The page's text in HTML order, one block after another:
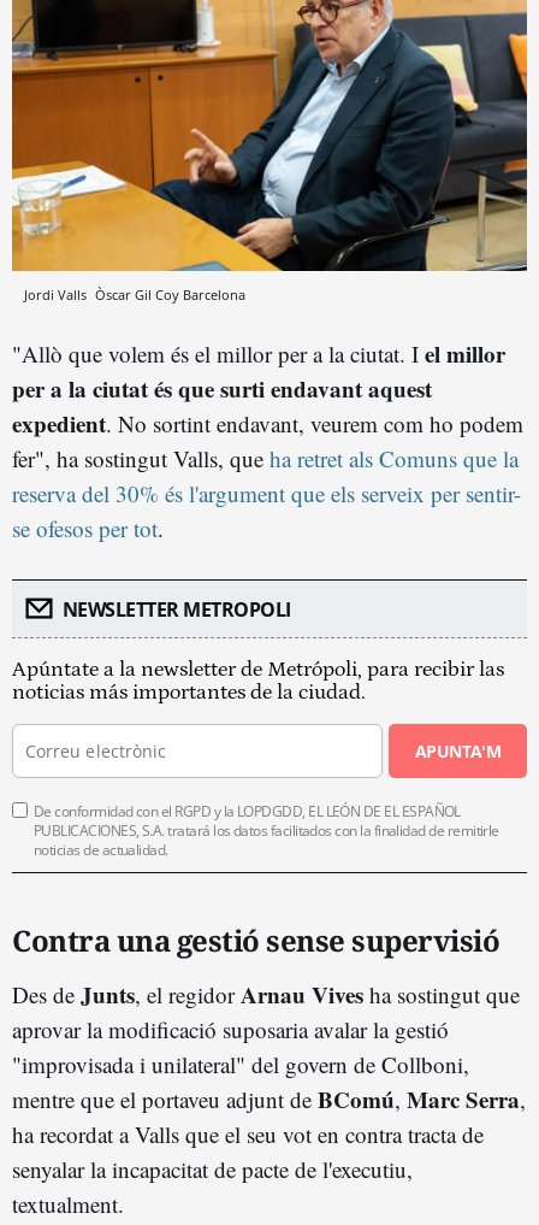
Jordi Valls Òscar Gil Coy Barcelona
"Allò que volem és el millor per a la ciutat. I el millor
per a la ciutat és que surti endavant aquest
expedient. No sortint endavant, veurem com ho podem
fer", ha sostingut Valls, que ha retret als Comuns que la
reserva del 30% és l'argument que els serveix per sentir-
se ofesos per tot.
NEWSLETTER METROPOLI
Apúntate a la newsletter de Metrópoli, para recibir las
noticias más importantes de la ciudad.
APUNTA'M
De conformidad con el RGPD y la LOPDGDD, EL LEÓN DE EL ESPAÑOL
PUBLICACIONES, S.A. tratará los datos facilitados con la finalidad de remitirle
noticias de actualidad.
Contra una gestió sense supervisió
Des de Junts, el regidorArnau Vives ha sostingut que
aprovar la modificació suposaria avalar la gestió
"improvisada i unilateral" del govern de Collboni,
mentre que el portaveu adjunt de BComú, Marc Serra,
ha recordat a Valls que el seu vot en contra tracta de
senyalar la incapacitat de pacte de l'executiu,
textualment.